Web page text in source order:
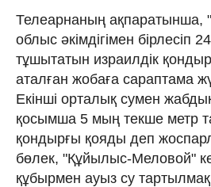
Телеарнаның ақпаратынша,
облыс әкімдігімен бірлесіп
тұшытатын израилдік
аталған жобаға сараптама
Екінші орталық сумен
қосымша 5 мың текше метр
қондырғы қояды деп
бөлек, "Құйылыс-Меловой"
құбырмен ауыз су